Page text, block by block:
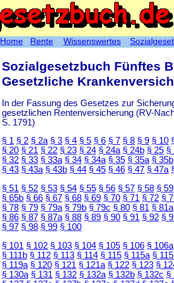
Sozialgesetzbuch Fünftes
Gesetzliche
In der Fassung des Gesetzes zur
gesetzlichen Rentenversicherung (RV-
S. 1791)
§ 1 § 2 § 2a § 3 § 4 § 5 § 6 § 7 § 8 § 9 § 10
§ 20 § 21 § 22 § 23 § 24 § 24a § 24b § 25 §
§ 32 § 33 § 33a § 34 § 34a § 35 § 35a § 35b
§ 43 § 43a § 43b § 44 § 45 § 46 § 47 § 47a
§ 51 § 52 § 53 § 54 § 55 § 56 § 57 § 58 § 59
§ 65b § 66 § 67 § 68 § 69 § 70 § 71 § 72 §
§ 78 § 79 § 79a § 79b § 79c § 80 § 81 § 81a
§ 86 § 87 § 87a § 88 § 89 § 90 § 91 § 92 §
§ 97 § 98 § 99 § 100
§ 101 § 102 § 103 § 104 § 105 § 106 § 106a
§ 111b § 112 § 113 § 114 § 115 § 115a §
§ 119a § 120 § 121 § 121a § 122 § 123 §
§ 130a § 131 § 132 § 132a § 132b § 132c §
Home Rente Wissenswertes